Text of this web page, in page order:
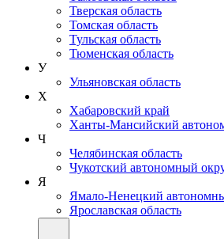
Тверская область
Томская область
Тульская область
Тюменская область
У
Ульяновская область
Х
Хабаровский край
Ханты-Мансийский
Ч
Челябинская область
Чукотский автономный
Я
Ямало-Ненецкий
Ярославская область